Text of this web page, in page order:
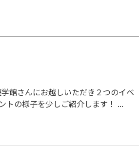
館さんにお越しいただき２つのイベ
トの様子を少しご紹介します！ ...